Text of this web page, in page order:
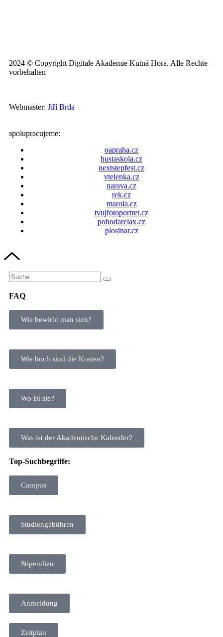
2024 © Copyright Digitale Akademie Kutná Hora. Alle Rechte
vorbehalten
Webmaster: Jiří Brda
spolupracujeme:
oapraha.cz
hustaskola.cz
nextstepfest.cz
vtelenka.cz
narava.cz
rek.cz
marola.cz
tvujfotoportret.cz
pohodarelax.cz
plosinar.cz
FAQ
Wie bewirbt man sich?
Wie hoch sind die Kosten?
Wo ist sie?
Was ist der Akademische Kalender?
Top-Suchbegriffe:
Campus
Studiengebühren
Stipendien
Anmeldung
Zeitplan